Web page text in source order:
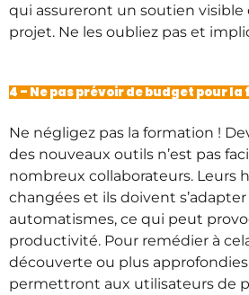
qui assureront un soutien visible
projet. Ne les oubliez pas et
4 – Ne pas prévoir de budget pour
Ne négligez pas la formation !
des nouveaux outils n’est pas
nombreux collaborateurs. Leurs
changées et ils doivent
automatismes, ce qui peut
productivité. Pour remédier à
découverte ou plus
permettront aux utilisateurs de